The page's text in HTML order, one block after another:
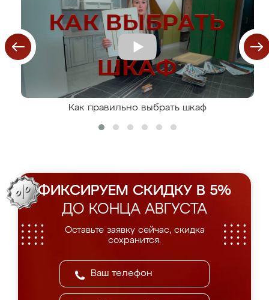
Как правильно выбрать шкаф
ФИКСИРУЕМ СКИДКУ В 5%
ДО КОНЦА АВГУСТА
Оставьте заявку сейчас, скидка
сохранится.